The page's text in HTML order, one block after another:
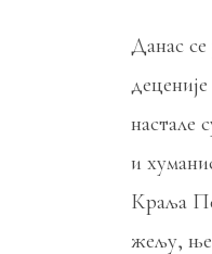
Данас се
настале
и
Краља
жељу,